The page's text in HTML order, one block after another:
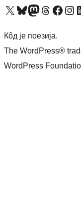
Visit our X (formerly Twitter) account
Посетите наш Bluesky налог
Visit our Mastodon account
Посетите наш налог на Threads-у Visit our Facebook page
Посетите наш
Кôд је поезија.
The WordPress®
WordPress